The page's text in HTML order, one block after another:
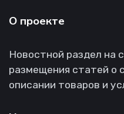
О проекте
Новостной раздел на
размещения статей о
описании товаров и